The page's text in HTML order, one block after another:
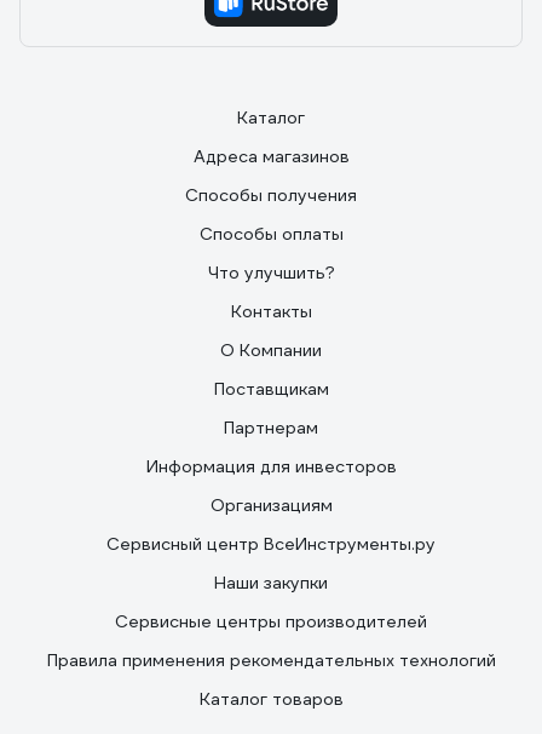
Каталог
Адреса магазинов
Способы получения
Способы оплаты
Что улучшить?
Контакты
О Компании
Поставщикам
Партнерам
Информация для инвесторов
Организациям
Сервисный центр ВсеИнструменты.ру
Наши закупки
Сервисные центры производителей
Правила применения рекомендательных технологий
Каталог товаров